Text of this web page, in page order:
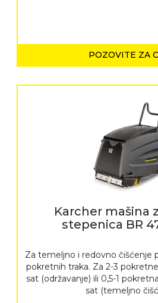
POZOVITE ZA
Karcher mašina
stepenica BR
Za temeljno i redovno čišćenje
pokretnih traka. Za 2-3
sat (održavanje) ili 0,5-1
sat (temeljno